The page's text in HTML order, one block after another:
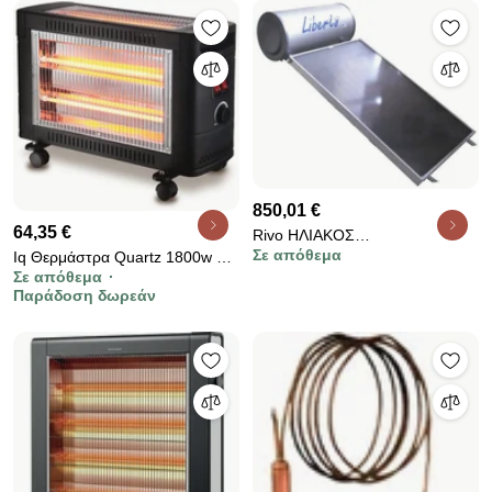
64,35 €
Iq Θερμάστρα Quartz 1800w Ht-
1482
Σε απόθεμα
Παράδοση δωρεάν
850,01 €
Rivo ΗΛΙΑΚΟΣ
ΘΕΡΜΟΣΙΦΩΝΑΣ GLASS
Σε απόθεμα